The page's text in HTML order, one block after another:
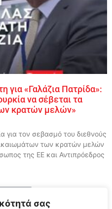
σας
για «Γαλάζια Πατρίδα»:
να σέβεται τα
κρατών μελών»
για τον σεβασμό του διεθνούς
των κρατών μελών
της ΕΕ και Αντιπρόεδρος